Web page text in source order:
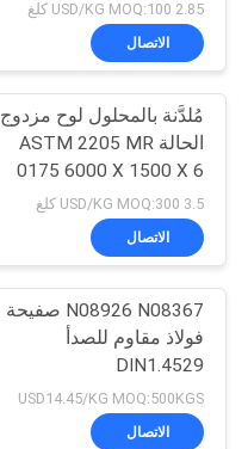
الساخن 10 ملم للغلاية
2.85 USD/KG MOQ:100 كلغ
الاتصال
مُلدَّنة بالمحلول لوح مزدوج
الحالة ASTM 2205 MR
0175 6000 X 1500 X 6
Thk
3.5 USD/KG MOQ:300 كلغ
الاتصال
N08926 N08367 صفيحة
فولاذ مقاوم للصدأ
DIN1.4529
USD14.45/KG MOQ:500KGS
الاتصال